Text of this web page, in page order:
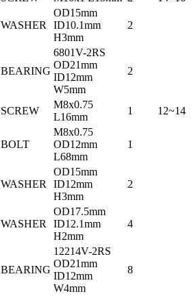
WASHER
OD15mm
ID10.1mm
H3mm
2
BEARING
6801V-2RS
OD21mm
ID12mm
W5mm
2
SCREW
M8x0.75
L16mm
1 12~14
BOLT
M8x0.75
OD12mm
L68mm
1
WASHER
OD15mm
ID12mm
H3mm
2
WASHER
OD17.5mm
ID12.1mm
H2mm
4
BEARING
12214V-2RS
OD21mm
ID12mm
W4mm
8